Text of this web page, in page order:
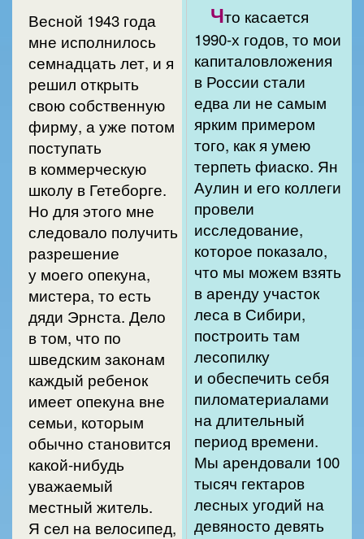
Весной 1943 года
мне исполнилось
семнадцать лет, и я
решил открыть
свою собственную
фирму, а уже потом
поступать
в коммерческую
школу в Гетеборге.
Но для этого мне
следовало получить
разрешение
у моего опекуна,
мистера, то есть
дяди Эрнста. Дело
в том, что по
шведским законам
каждый ребенок
имеет опекуна вне
семьи, которым
обычно становится
какой-нибудь
уважаемый
местный житель.
Я сел на велосипед,
Что касается
1990-х годов, то мои
капиталовложения
в России стали
едва ли не самым
ярким примером
того, как я умею
терпеть фиаско. Ян
Аулин и его коллеги
провели
исследование,
которое показало,
что мы можем взять
в аренду участок
леса в Сибири,
построить там
лесопилку
и обеспечить себя
пиломатериалами
на длительный
период времени.
Мы арендовали 100
тысяч гектаров
лесных угодий на
девяносто девять